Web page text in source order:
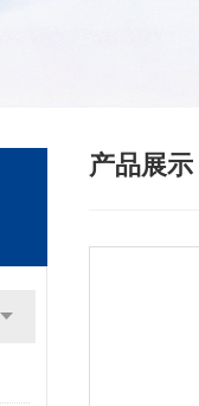
产品展示